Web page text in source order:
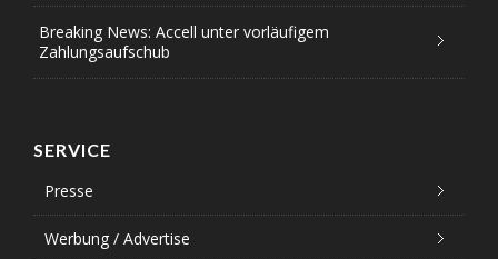
Breaking News: Accell unter vorläufigem
Zahlungsaufschub
SERVICE
Presse
Werbung / Advertise